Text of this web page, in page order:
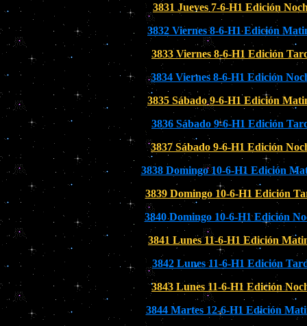
3831 Jueves 7-6-H1 Edición
3832 Viernes 8-6-H1 Edición
3833 Viernes 8-6-H1 Edición
3834 Viernes 8-6-H1 Edición
3835 Sábado 9-6-H1 Edición
3836 Sábado 9-6-H1 Edición
3837 Sábado 9-6-H1 Edición
3838 Domingo 10-6-H1 Edición
3839 Domingo 10-6-H1 Edición
3840 Domingo 10-6-H1 Edición
3841 Lunes 11-6-H1 Edición
3842 Lunes 11-6-H1 Edición
3843 Lunes 11-6-H1 Edición
3844 Martes 12-6-H1 Edición